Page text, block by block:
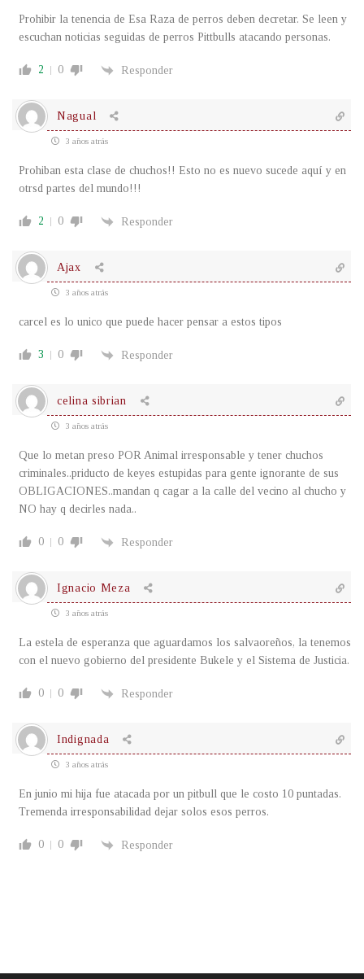
Prohibir la tenencia de Esa Raza de perros deben decretar. Se leen y
escuchan noticias seguidas de perros Pittbulls atacando personas.
2 0 Responder
Nagual
3 años atrás
Prohiban esta clase de chuchos!! Esto no es nuevo sucede aquí y en
otrsd partes del mundo!!!
2 0 Responder
Ajax
3 años atrás
carcel es lo unico que puede hacer pensar a estos tipos
3 0 Responder
celina sibrian
3 años atrás
Que lo metan preso POR Animal irresponsable y tener chuchos
criminales..priducto de keyes estupidas para gente ignorante de sus
OBLIGACIONES..mandan q cagar a la calle del vecino al chucho y
NO hay q decirles nada..
0 0 Responder
Ignacio Meza
3 años atrás
La estela de esperanza que aguardamos los salvaoreños, la tenemos
con el nuevo gobierno del presidente Bukele y el Sistema de Justicia.
0 0 Responder
Indignada
3 años atrás
En junio mi hija fue atacada por un pitbull que le costo 10 puntadas.
Tremenda irresponsabilidad dejar solos esos perros.
0 0 Responder